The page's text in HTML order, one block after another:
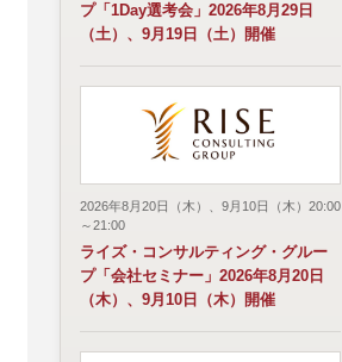
プ「1Day選考会」2026年8月29日
（土）、9月19日（土）開催
2026年8月20日（木）、9月10日（木）20:00
～21:00
ライズ・コンサルティング・グルー
プ「会社セミナー」2026年8月20日
（木）、9月10日（木）開催